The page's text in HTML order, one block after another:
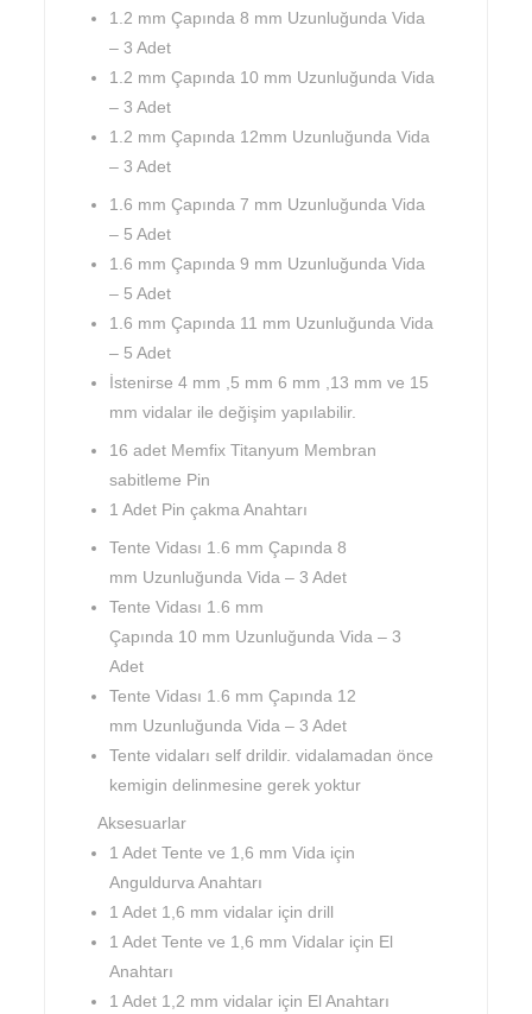
1.2 mm Çapında 8 mm Uzunluğunda Vida
– 3 Adet
1.2 mm Çapında 10 mm Uzunluğunda Vida
– 3 Adet
1.2 mm Çapında 12mm Uzunluğunda Vida
– 3 Adet
1.6 mm Çapında 7 mm Uzunluğunda Vida
– 5 Adet
1.6 mm Çapında 9 mm Uzunluğunda Vida
– 5 Adet
1.6 mm Çapında 11 mm Uzunluğunda Vida
– 5 Adet
İstenirse 4 mm ,5 mm 6 mm ,13 mm ve 15
mm vidalar ile değişim yapılabilir.
16 adet Memfix Titanyum Membran
sabitleme Pin
1 Adet Pin çakma Anahtarı
Tente Vidası 1.6 mm Çapında 8
mm Uzunluğunda Vida – 3 Adet
Tente Vidası 1.6 mm
Çapında 10 mm Uzunluğunda Vida – 3
Adet
Tente Vidası 1.6 mm Çapında 12
mm Uzunluğunda Vida – 3 Adet
Tente vidaları self drildir. vidalamadan önce
kemigin delinmesine gerek yoktur
Aksesuarlar
1 Adet Tente ve 1,6 mm Vida için
Anguldurva Anahtarı
1 Adet 1,6 mm vidalar için drill
1 Adet Tente ve 1,6 mm Vidalar için El
Anahtarı
1 Adet 1,2 mm vidalar için El Anahtarı